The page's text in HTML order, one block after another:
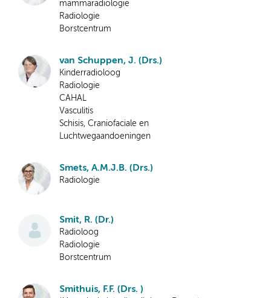
mammaradiologie
Radiologie
Borstcentrum
van Schuppen, J. (Drs.)
Kinderradioloog
Radiologie
CAHAL
Vasculitis
Schisis, Craniofaciale en
Luchtwegaandoeningen
Smets, A.M.J.B. (Drs.)
Radiologie
Smit, R. (Dr.)
Radioloog
Radiologie
Borstcentrum
Smithuis, F.F. (Drs. )